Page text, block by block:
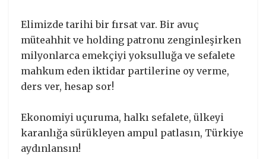
Elimizde tarihi bir fırsat var. Bir avuç
müteahhit ve holding patronu zenginleşirken
milyonlarca emekçiyi yoksulluğa ve sefalete
mahkum eden iktidar partilerine oy verme,
ders ver, hesap sor!
Ekonomiyi uçuruma, halkı sefalete, ülkeyi
karanlığa sürükleyen ampul patlasın, Türkiye
aydınlansın!